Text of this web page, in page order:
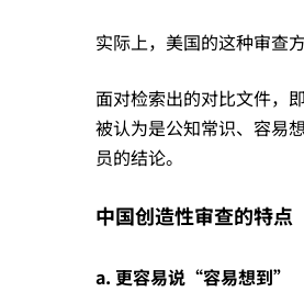
专
利
完
全
实际上，美国的这种审查
面对检索出的对比文件，
被认为是公知常识、容易
员的结论。
中国创造性审查的特点
a. 更容易说“容易想到”